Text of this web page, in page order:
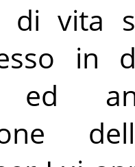
di vita
in
ed